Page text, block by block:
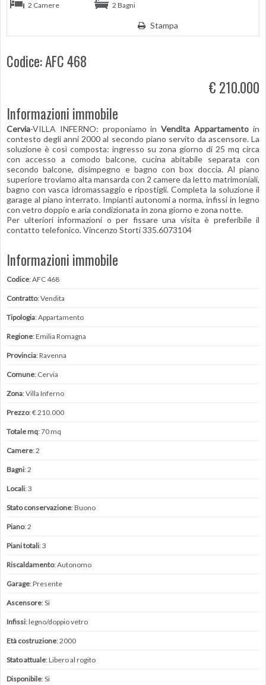
2 Camere
2 Bagni
Stampa
Codice: AFC 468
€ 210.000
Informazioni immobile
Cervia-VILLA INFERNO: proponiamo inVendita Appartamento in
contesto degli anni 2000 al secondo piano servito da ascensore. La
soluzione è così composta: ingresso su zona giorno di 25 mq circa
con accesso a comodo balcone, cucina abitabile separata con
secondo balcone, disimpegno e bagno con box doccia. Al piano
superiore troviamo alta mansarda con 2 camere da letto matrimoniali,
bagno con vasca idromassaggio e ripostigli. Completa la soluzione il
garage al piano interrato. Impianti autonomi a norma, infissi in legno
con vetro doppio e aria condizionata in zona giorno e zona notte.
Per ulteriori informazioni o per fissare una visita è preferibile il
contatto telefonico. Vincenzo Storti 335.6073104
Informazioni immobile
Codice: AFC 468
Contratto: Vendita
Tipologia: Appartamento
Regione: Emilia Romagna
Provincia: Ravenna
Comune: Cervia
Zona: Villa Inferno
Prezzo: € 210.000
Totale mq: 70 mq
Camere: 2
Bagni: 2
Locali: 3
Stato conservazione: Buono
Piano: 2
Piani totali: 3
Riscaldamento: Autonomo
Garage: Presente
Ascensore: Si
Infissi: legno/doppio vetro
Età costruzione: 2000
Stato attuale: Libero al rogito
Disponibile: Si